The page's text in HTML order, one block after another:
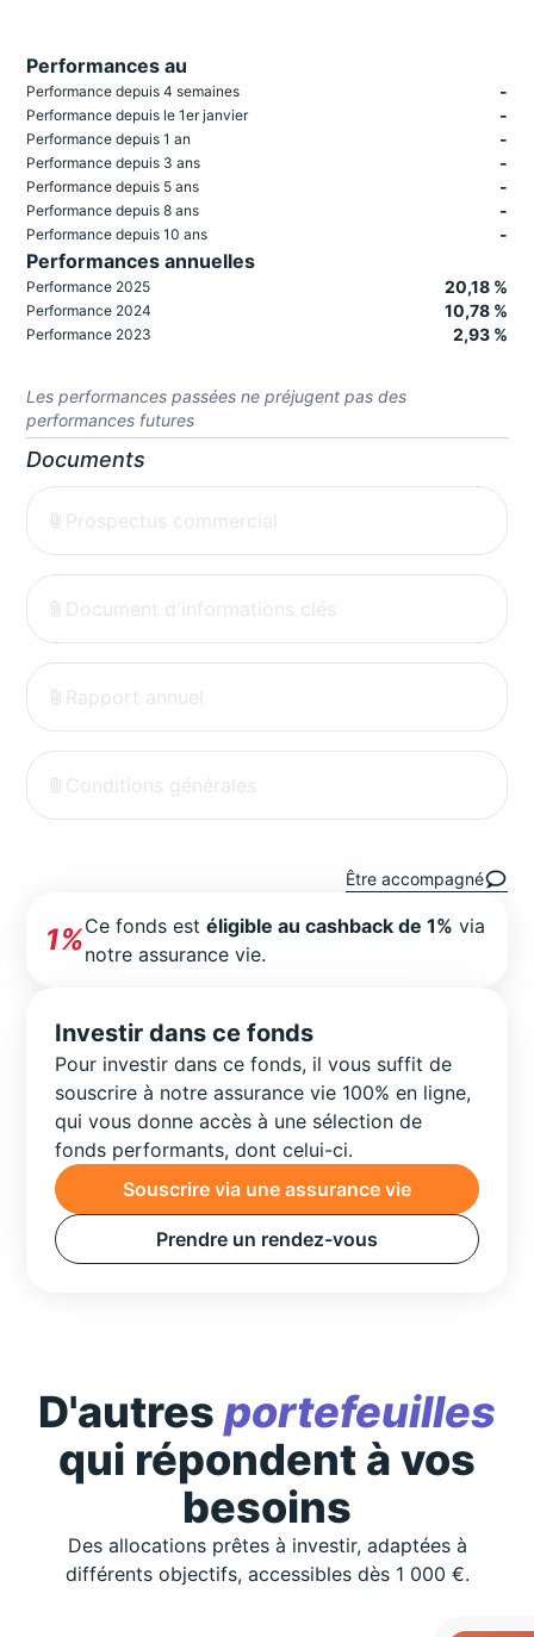
Performances au
Performance depuis 4 semaines -
Performance depuis le 1er janvier -
Performance depuis 1 an -
Performance depuis 3 ans -
Performance depuis 5 ans -
Performance depuis 8 ans -
Performance depuis 10 ans -
Performances annuelles
Performance 2025 20,18 %
Performance 2024 10,78 %
Performance 2023 2,93 %
Les performances passées ne préjugent pas des
performances futures
Documents
Prospectus commercial
Document d'informations clés
Rapport annuel
Conditions générales
Être accompagné
1%Ce fonds estéligible au cashback de 1% via
notre assurance vie.
Investir dans ce fonds
Pour investir dans ce fonds, il vous suffit de
souscrire à notre assurance vie 100% en ligne,
qui vous donne accès à une sélection de
fonds performants, dont celui-ci.
Souscrire via une assurance vie
Prendre un rendez-vous
D'autres portefeuilles
qui répondent à vos
besoins
Des allocations prêtes à investir, adaptées à
différents objectifs, accessibles dès 1 000 €.